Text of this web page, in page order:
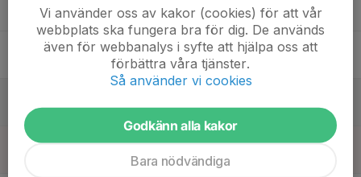
11:00
Zinkensdamms IP
Vi använder oss av kakor (cookies) för att vår
webbplats ska fungera bra för dig. De används
även för webbanalys i syfte att hjälpa oss att
förbättra våra tjänster.
Så använder vi cookies
Godkänn alla kakor
Bara nödvändiga